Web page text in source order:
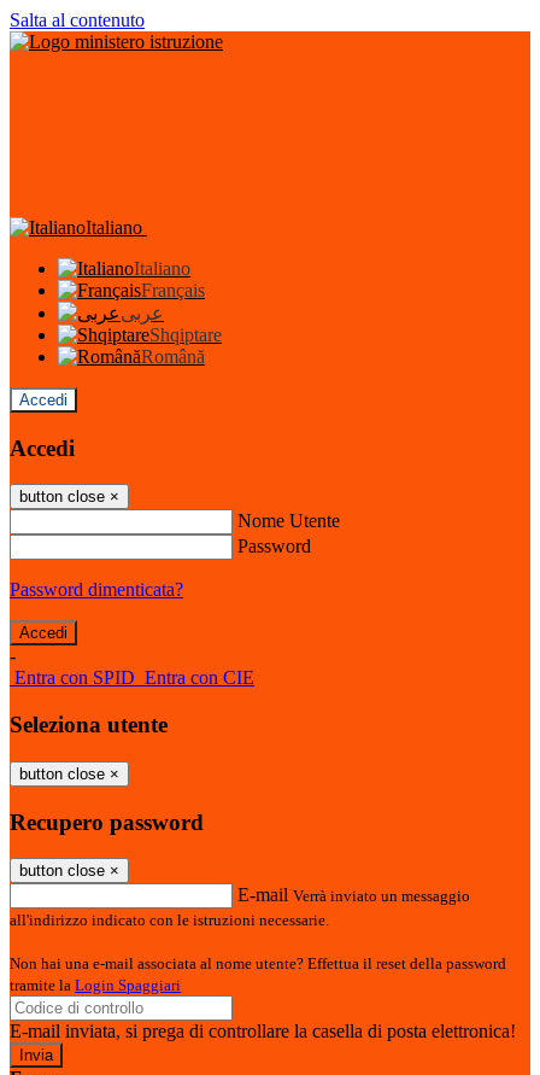
Salta al contenuto
Italiano
Italiano
Français
عربى
Shqiptare
Română
Accedi
Accedi
button close ×
Nome Utente
Password
Password dimenticata?
-
Entra con SPID Entra con CIE
Seleziona utente
button close ×
Recupero password
button close ×
E-mail Verrà inviato un messaggio
all'indirizzo indicato con le istruzioni necessarie.
Non hai una e-mail associata al nome utente? Effettua il reset della password
tramite la Login Spaggiari
E-mail inviata, si prega di controllare la casella di posta elettronica!